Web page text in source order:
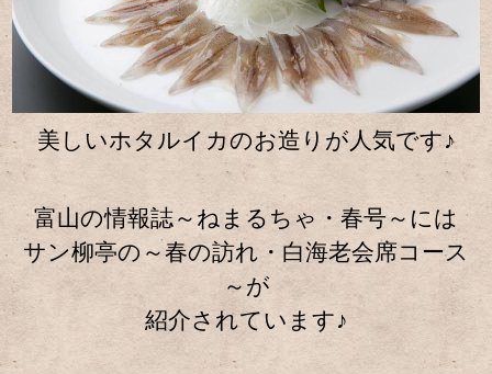
美しいホタルイカのお造りが人気です♪
富山の情報誌～ねまるちゃ・春号～には
サン柳亭の～春の訪れ・白海老会席コース
～が
紹介されています♪